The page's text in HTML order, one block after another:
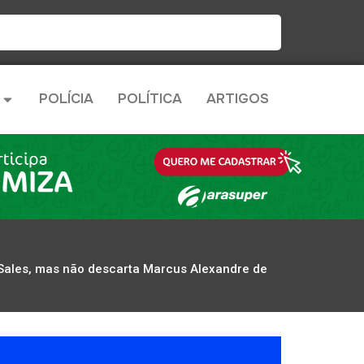
POLÍCIA POLÍTICA ARTIGOS
mas não descarta Marcus Alexandre de